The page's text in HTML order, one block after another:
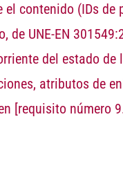
contenido (IDs de
de UNE-EN
del estado de
atributos de
[requisito número